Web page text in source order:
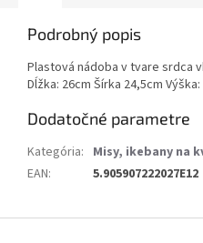
Podrobný popis
Plastová nádoba v tvare srdca
Dĺžka: 26cm Šírka 24,5cm
Dodatočné parametre
Kategória: Misy, ikebany na
EAN: 5.905907222027E12